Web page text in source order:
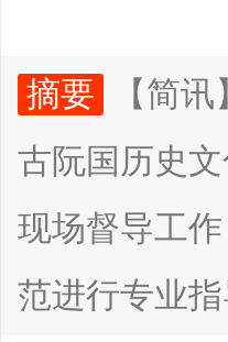
摘要
【简
古阮国历史
现场督导工
范进行专业